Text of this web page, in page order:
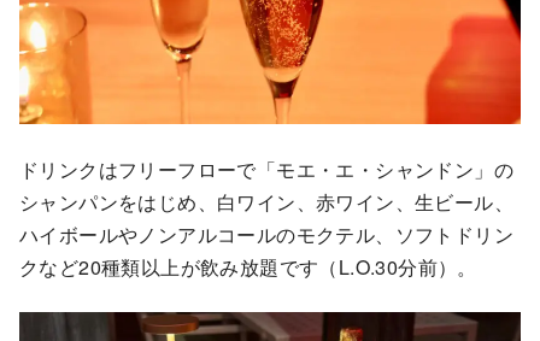
ドリンクはフリーフローで「モエ・エ・シャンドン」の
シャンパンをはじめ、白ワイン、赤ワイン、生ビール、
ハイボールやノンアルコールのモクテル、ソフトドリン
クなど20種類以上が飲み放題です（L.O.30分前）。